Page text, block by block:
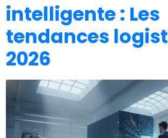
intelligente : Les
tendances
2026